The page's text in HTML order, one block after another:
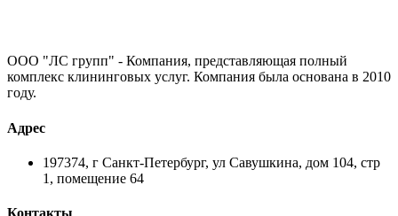
ООО "ЛС групп" - Компания, представляющая полный
комплекс клининговых услуг. Компания была основана в 2010
году.
Адрес
197374, г Санкт-Петербург, ул Савушкина, дом 104, стр
1, помещение 64
Контакты